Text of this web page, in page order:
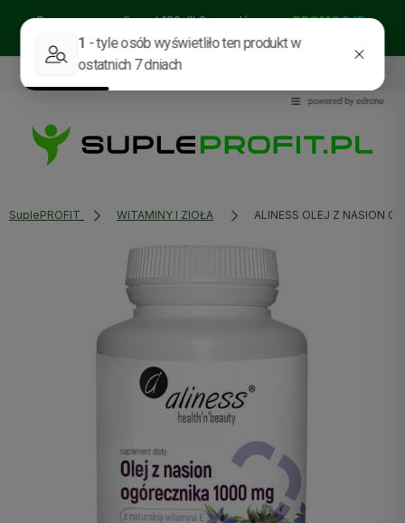
Darmowa wysyłka od 129zł!! Sprawdź nasze:PROMOCJE
BESTSELLERY
NOWOŚCI
535114318
SuplePROFIT WITAMINY I ZIOŁA ALINESS OLEJ Z NASION